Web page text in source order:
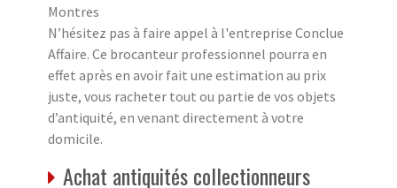
Montres
N’hésitez pas à faire appel à l'entreprise Conclue
Affaire. Ce brocanteur professionnel pourra en
effet après en avoir fait une estimation au prix
juste, vous racheter tout ou partie de vos objets
d’antiquité, en venant directement à votre
domicile.
Achat antiquités collectionneurs